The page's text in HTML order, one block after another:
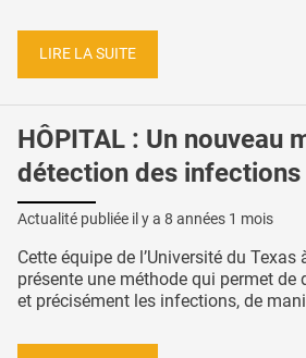
LIRE LA SUITE
HÔPITAL : Un nouveau
détection des infections
Actualité publiée il y a 8 années 1 mois
Cette équipe de l’Université du
présente une méthode qui permet de
et précisément les infections, de